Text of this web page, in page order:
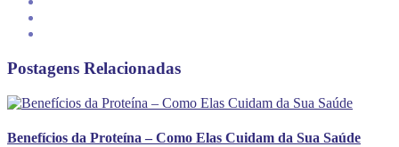
Postagens Relacionadas
Benefícios da Proteína – Como Elas Cuidam da Sua Saúde